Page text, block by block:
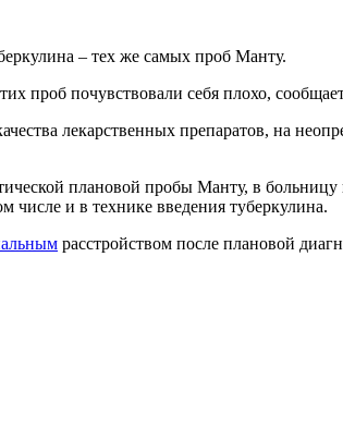
– тех же самых проб Манту.
проб почувствовали себя плохо,
лекарственных препаратов, на
плановой пробы Манту, в
числе и в технике введения туберкулина.
расстройством после плановой